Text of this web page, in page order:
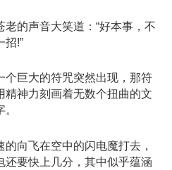
的声音大笑道：“好本事，不
招!”
巨大的符咒突然出现，那符
精神力刻画着无数个扭曲的文
向飞在空中的闪电魔打去，
还要快上几分，其中似乎蕴涵